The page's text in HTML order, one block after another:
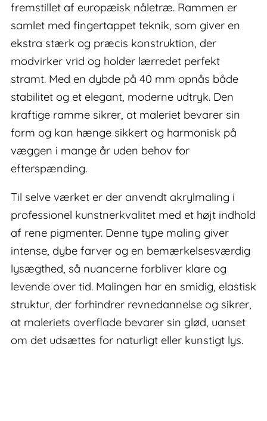
fremstillet af europæisk nåletræ. Rammen er
samlet med fingertappet teknik, som giver en
ekstra stærk og præcis konstruktion, der
modvirker vrid og holder lærredet perfekt
stramt. Med en dybde på 40 mm opnås både
stabilitet og et elegant, moderne udtryk. Den
kraftige ramme sikrer, at maleriet bevarer sin
form og kan hænge sikkert og harmonisk på
væggen i mange år uden behov for
efterspænding.
Til selve værket er der anvendt akrylmaling i
professionel kunstnerkvalitet med et højt indhold
af rene pigmenter. Denne type maling giver
intense, dybe farver og en bemærkelsesværdig
lysægthed, så nuancerne forbliver klare og
levende over tid. Malingen har en smidig, elastisk
struktur, der forhindrer revnedannelse og sikrer,
at maleriets overflade bevarer sin glød, uanset
om det udsættes for naturligt eller kunstigt lys.